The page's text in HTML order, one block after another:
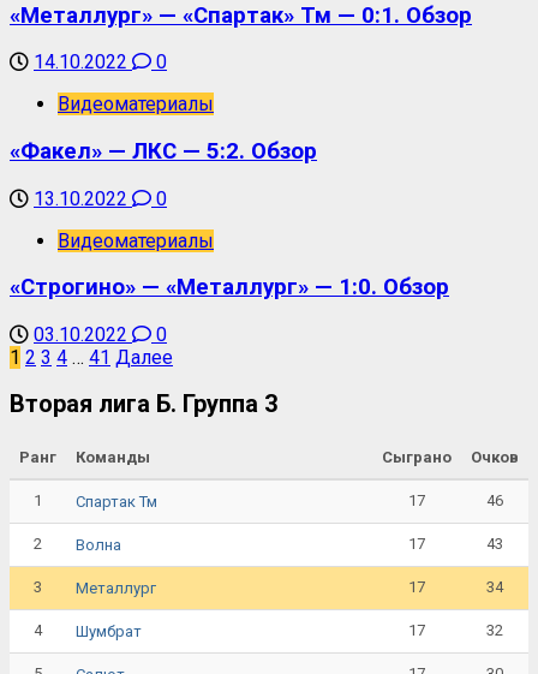
«Металлург» — «Спартак» Тм — 0:1. Обзор
14.10.2022
0
Видеоматериалы
«Факел» — ЛКС — 5:2. Обзор
13.10.2022
0
Видеоматериалы
«Строгино» — «Металлург» — 1:0. Обзор
03.10.2022
0
1 2 3 4 … 41 Далее
Вторая лига Б. Группа 3
Ранг Команды Сыграно Очков
1 Спартак Тм 17 46
2 Волна 17 43
3 Металлург 17 34
4 Шумбрат 17 32